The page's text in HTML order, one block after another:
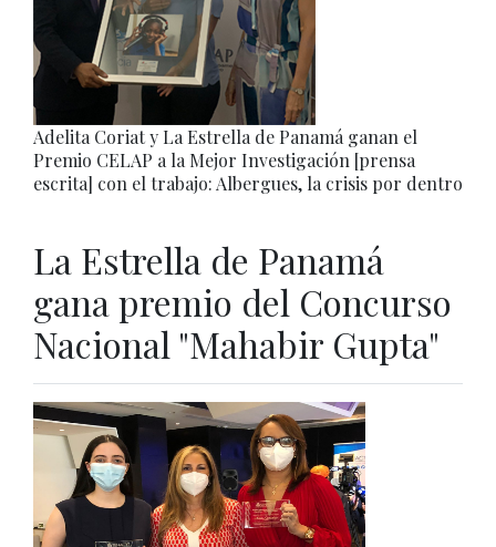
Adelita Coriat y La Estrella de Panamá ganan el
Premio CELAP a la Mejor Investigación [prensa
escrita] con el trabajo: Albergues, la crisis por dentro
La Estrella de Panamá
gana premio del Concurso
Nacional "Mahabir Gupta"